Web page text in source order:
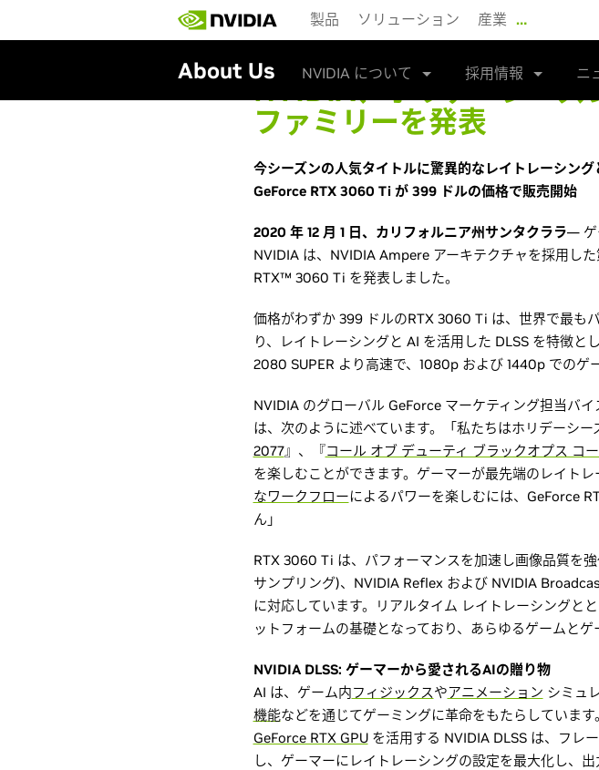
main
製品 ソリューション 産業 …
About Us NVIDIA について 採用情報 ニ
NVIDIA、ホリデーシー
ファミリーを発表
今シーズンの人気タイトルに驚異的なレイトレーシング
GeForce RTX 3060 Ti が 399 ドルの価格で販売開始
2020 年 12 月 1 日、カリフォルニア州サンタクララ— ゲ
NVIDIA は、NVIDIA Ampere アーキテクチャを採用し
RTX™ 3060 Ti を発表しました。
価格がわずか 399 ドルのRTX 3060 Ti は、世界で最も
り、レイトレーシングと AI を活用した DLSS を特徴
2080 SUPER より高速で、1080p および 1440p でのゲ
NVIDIA のグローバル GeForce マーケティング担当バ
は、次のように述べています。「私たちはホリデーシ
2077』、『コール オブ デューティ ブラックオプス コ
を楽しむことができます。ゲーマーが最先端のレイトレ
なワークフローによるパワーを楽しむには、GeForce
ん」
RTX 3060 Ti は、パフォーマンスを加速し画像品質を強
サンプリング)、NVIDIA Reflex および NVIDIA
に対応しています。リアルタイム レイトレーシングと
ットフォームの基礎となっており、あらゆるゲームと
NVIDIA DLSS: ゲーマーから愛されるAIの贈り物
AI は、ゲーム内フィジックスやアニメーション シミュ
機能などを通じてゲーミングに革命をもたらしていま
GeForce RTX GPUを活用する NVIDIA DLSS は、フレ
し、ゲーマーにレイトレーシングの設定を最大化し、